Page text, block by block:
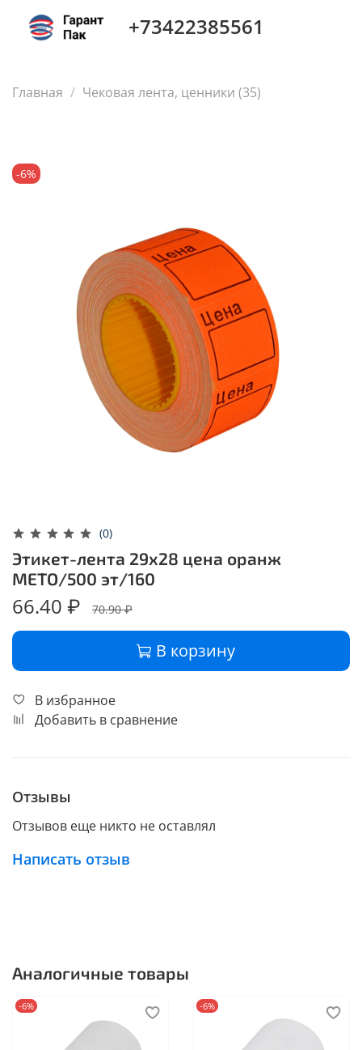
+73422385561
Главная Чековая лента, ценники (35)
-6%
(0)
Этикет-лента 29х28 цена оранж
МЕТО/500 эт/160
66.40 ₽ 70.90 ₽
В корзину
В избранное
Добавить в сравнение
Отзывы
Отзывов еще никто не оставлял
Написать отзыв
Аналогичные товары
-6% -6%